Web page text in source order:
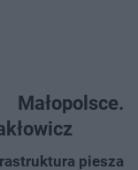
piesza